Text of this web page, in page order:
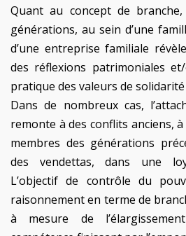
Quant au concept de
générations, au sein d’une
d’une entreprise familiale
des réflexions patrimoniales
pratique des valeurs de
Dans de nombreux cas,
remonte à des conflits anciens,
membres des générations
des vendettas, dans une
L’objectif de contrôle du
raisonnement en terme de
à mesure de